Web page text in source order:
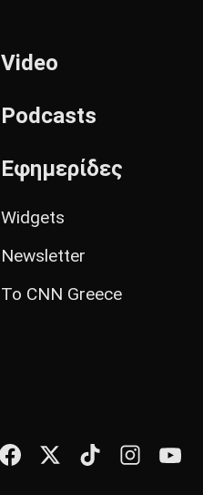
Video
Podcasts
Εφημερίδες
Widgets
Newsletter
Το CNN Greece